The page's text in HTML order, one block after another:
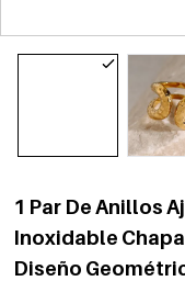
1 Par De Anillos
Inoxidable
Diseño